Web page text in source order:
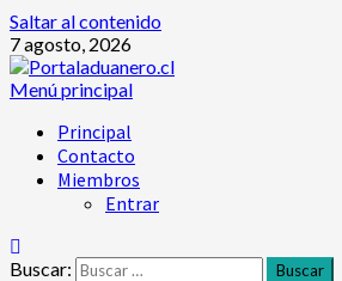
Saltar al contenido
7 agosto, 2026
Menú principal
Principal
Contacto
Miembros
Entrar
Buscar: